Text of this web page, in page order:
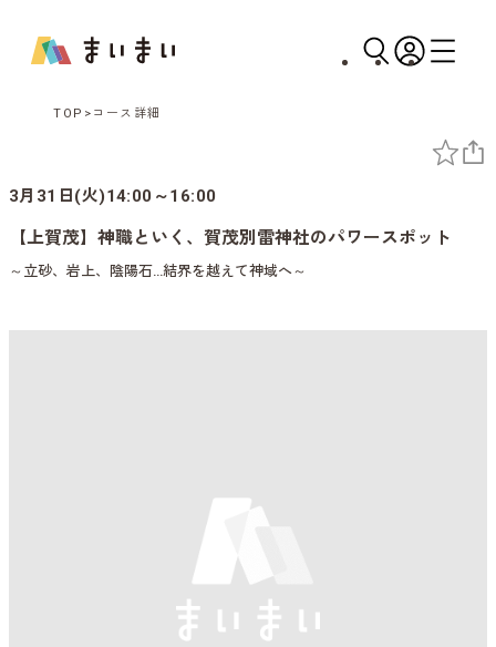
TOP コース詳細
3月31日(火)14:00～16:00
【上賀茂】神職といく、賀茂別雷神社のパワースポット
～立砂、岩上、陰陽石…結界を越えて神域へ～